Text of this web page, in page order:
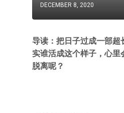
DECEMBER 8, 2020
导读：把日子过成一部超
实谁活成这个样子，心里
脱离呢？